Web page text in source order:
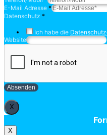
E-Mail Adresse *
Datenschutz *
Ich habe die
Website
Absenden
X
X